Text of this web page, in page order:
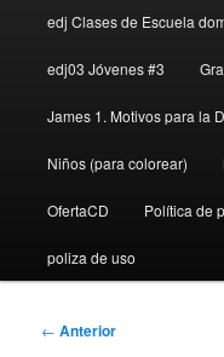
edj Clases de Escuela
edj03 Jóvenes #3
James 1. Motivos para la
Niños (para colorear)
OfertaCD Política de
poliza de uso
Navegación
← Anterior